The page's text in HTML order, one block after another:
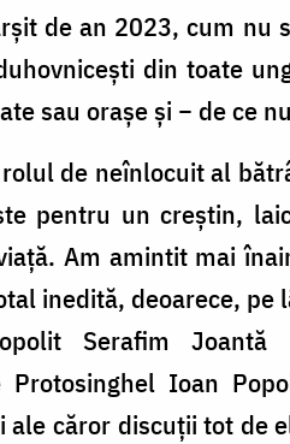
de an 2023, cum nu
din toate
sau orașe și − de ce
de neînlocuit al
pentru un creștin,
Am amintit mai
inedită, deoarece,
Serafim
Ioan
căror discuții tot de